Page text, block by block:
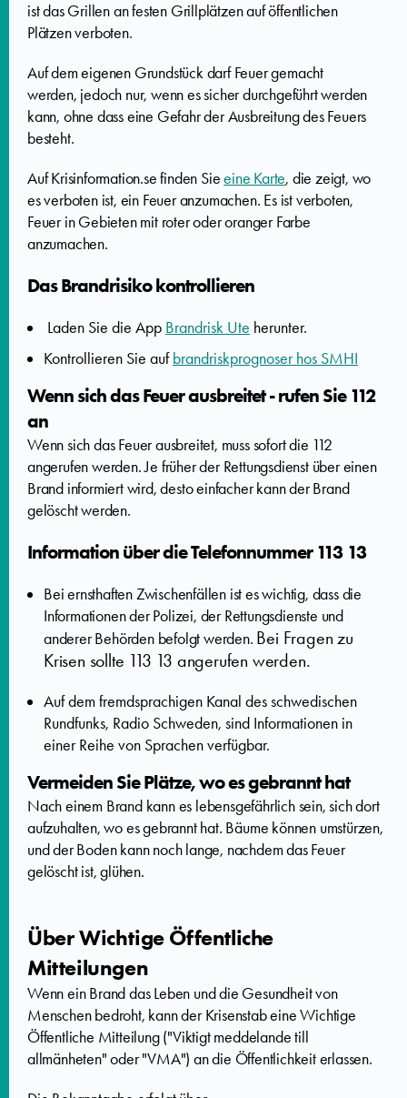
ist das Grillenan festen Grillplätzen auf öffentlichen
Plätzenverboten.
Auf dem eigenen Grundstückdarf Feuer gemacht
werden, jedoch nur, wenn essicher durchgeführt werden
kann, ohne dass eine Gefahr der Ausbreitung des Feuers
besteht.
Auf Krisinformation.se finden Sieeine Karte, die zeigt, wo
es verboten ist, ein Feuer anzumachen. Es ist verboten,
Feuer in Gebieten mit roter oder oranger Farbe
anzumachen.
Das Brandrisiko kontrollieren
Laden Sie die App Brandrisk Ute herunter.
Kontrollieren Sie aufbrandriskprognoser hos SMHI
Wenn sich das Feuer ausbreitet - rufen Sie 112
an
Wenn sich das Feuer ausbreitet, muss sofort die 112
angerufen werden. Je früher der Rettungsdienst über einen
Brand informiert wird, desto einfacher kann der Brand
gelöscht werden.
Information über die Telefonnummer 113 13
Bei ernsthaften Zwischenfällen ist es wichtig, dass die
Informationen der Polizei, der Rettungsdienste und
anderer Behörden befolgt werden. Bei Fragen zu
Krisen sollte 113 13 angerufen werden.
Auf dem fremdsprachigen Kanal des schwedischen
Rundfunks, Radio Schweden, sind Informationen in
einer Reihe von Sprachen verfügbar.
Vermeiden Sie Plätze, wo es gebrannt hat
Nach einem Brand kann es lebensgefährlich sein, sich dort
aufzuhalten, wo es gebrannt hat. Bäume können umstürzen,
und der Boden kann noch lange, nachdem das Feuer
gelöscht ist, glühen.
Über Wichtige Öffentliche
Mitteilungen
Wenn ein Brand das Leben und die Gesundheit von
Menschen bedroht, kann der Krisenstab eine Wichtige
Öffentliche Mitteilung ("Viktigt meddelande till
allmänheten" oder "VMA") an die Öffentlichkeit erlassen.